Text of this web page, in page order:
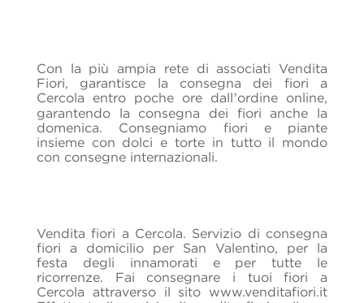
Con la più ampia rete di associati Vendita
Fiori, garantisce la consegna dei fiori a
Cercola entro poche ore dall’ordine online,
garantendo la consegna dei fiori anche la
domenica. Consegniamo fiori e piante
insieme con dolci e torte in tutto il mondo
con consegne internazionali.
Vendita fiori a Cercola. Servizio di consegna
fiori a domicilio per San Valentino, per la
festa degli innamorati e per tutte le
ricorrenze. Fai consegnare i tuoi fiori a
Cercola attraverso il sito www.venditafiori.it